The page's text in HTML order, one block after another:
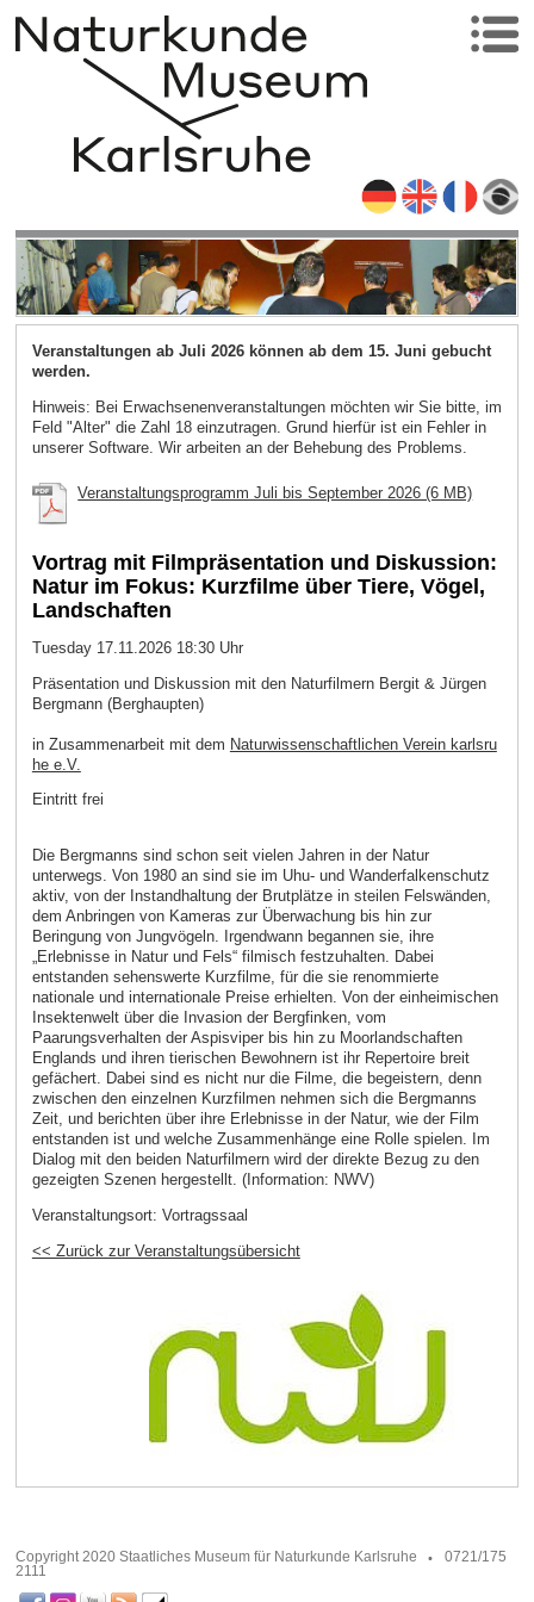
Veranstaltungen ab Juli 2026 können ab dem 15. Juni gebucht
werden.
Hinweis: Bei Erwachsenenveranstaltungen möchten wir Sie bitte, im
Feld "Alter" die Zahl 18 einzutragen. Grund hierfür ist ein Fehler in
unserer Software. Wir arbeiten an der Behebung des Problems.
Veranstaltungsprogramm Juli bis September 2026 (6 MB)
Vortrag mit Filmpräsentation und Diskussion:
Natur im Fokus: Kurzfilme über Tiere, Vögel,
Landschaften
Tuesday 17.11.2026 18:30 Uhr
Präsentation und Diskussion mit den Naturfilmern Bergit & Jürgen
Bergmann (Berghaupten)
in Zusammenarbeit mit dem Naturwissenschaftlichen Verein karlsru
he e.V.
Eintritt frei
Die Bergmanns sind schon seit vielen Jahren in der Natur
unterwegs. Von 1980 an sind sie im Uhu- und Wanderfalkenschutz
aktiv, von der Instandhaltung der Brutplätze in steilen Felswänden,
dem Anbringen von Kameras zur Überwachung bis hin zur
Beringung von Jungvögeln. Irgendwann begannen sie, ihre
„Erlebnisse in Natur und Fels“ filmisch festzuhalten. Dabei
entstanden sehenswerte Kurzfilme, für die sie renommierte
nationale und internationale Preise erhielten. Von der einheimischen
Insektenwelt über die Invasion der Bergfinken, vom
Paarungsverhalten der Aspisviper bis hin zu Moorlandschaften
Englands und ihren tierischen Bewohnern ist ihr Repertoire breit
gefächert. Dabei sind es nicht nur die Filme, die begeistern, denn
zwischen den einzelnen Kurzfilmen nehmen sich die Bergmanns
Zeit, und berichten über ihre Erlebnisse in der Natur, wie der Film
entstanden ist und welche Zusammenhänge eine Rolle spielen. Im
Dialog mit den beiden Naturfilmern wird der direkte Bezug zu den
gezeigten Szenen hergestellt. (Information: NWV)
Veranstaltungsort: Vortragssaal
<< Zurück zur Veranstaltungsübersicht
Copyright 2020 Staatliches Museum für Naturkunde Karlsruhe
0721/175
2111